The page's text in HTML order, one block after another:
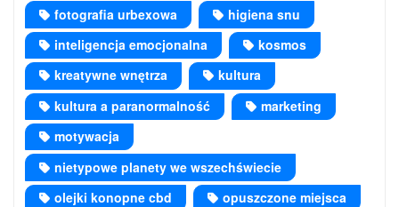
fotografia urbexowa
higiena snu
inteligencja emocjonalna
kosmos
kreatywne wnętrza
kultura
kultura a paranormalność
marketing
motywacja
nietypowe planety we wszechświecie
olejki konopne cbd
opuszczone miejsca